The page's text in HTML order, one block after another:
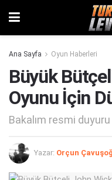
Ana Sayfa Oyun Haberleri
Büyük
Oyunu İçin
Bakalım resmi
Yazar: Orçun